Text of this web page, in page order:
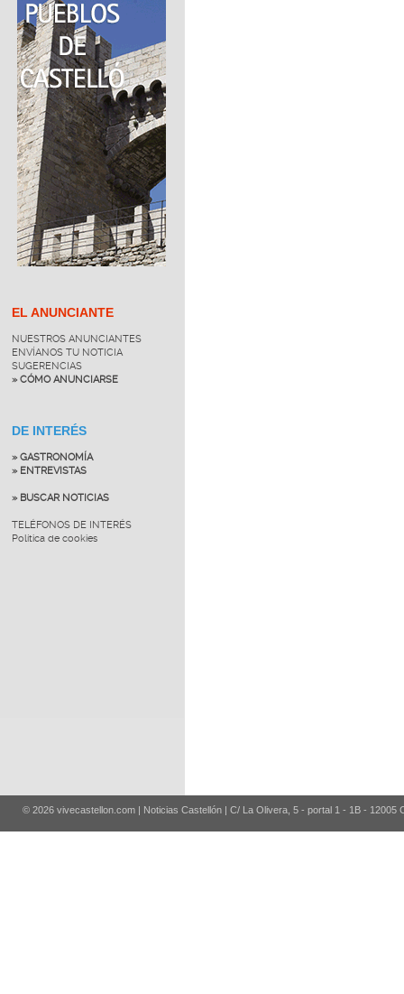
EL ANUNCIANTE
NUESTROS ANUNCIANTES
ENVÍANOS TU NOTICIA
SUGERENCIAS
» CÓMO ANUNCIARSE
DE INTERÉS
» GASTRONOMÍA
» ENTREVISTAS
» BUSCAR NOTICIAS
TELÉFONOS DE INTERÉS
Política de cookies
© 2026 vivecastellon.com | Noticias Castellón | C/ La Olivera, 5 - portal 1 - 1B - 12005